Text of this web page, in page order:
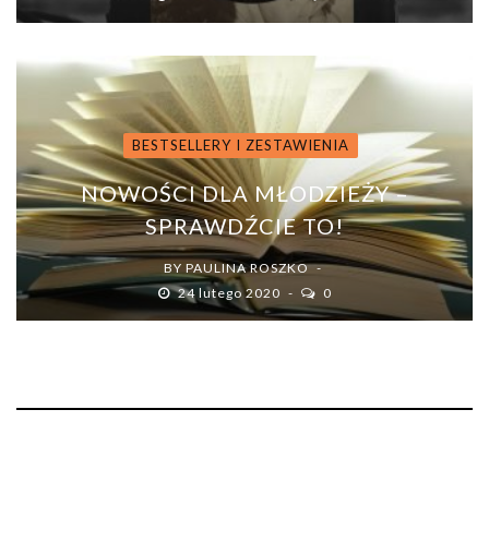
BESTSELLERY I ZESTAWIENIA
NOWOŚCI DLA MŁODZIEŻY –
SPRAWDŹCIE TO!
BY PAULINA ROSZKO
24 lutego 2020
0